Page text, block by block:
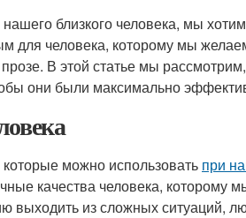
близкого человека, мы
для человека, которому мы
В этой статье мы
они были максимально
можно использовать при
качества человека, которому
выходить из сложных ситуаций,